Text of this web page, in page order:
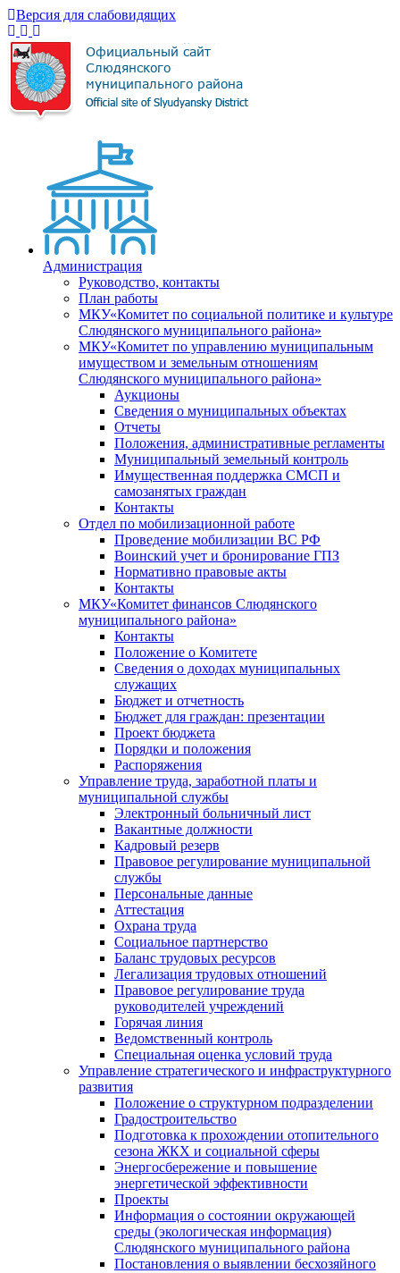
Версия для слабовидящих
Администрация
Руководство, контакты
План работы
МКУ«Комитет по социальной политике и культуре
Слюдянского муниципального района»
МКУ«Комитет по управлению муниципальным
имуществом и земельным отношениям
Слюдянского муниципального района»
Аукционы
Сведения о муниципальных объектах
Отчеты
Положения, административные регламенты
Муниципальный земельный контроль
Имущественная поддержка СМСП и
самозанятых граждан
Контакты
Отдел по мобилизационной работе
Проведение мобилизации ВС РФ
Воинский учет и бронирование ГПЗ
Нормативно правовые акты
Контакты
МКУ«Комитет финансов Слюдянского
муниципального района»
Контакты
Положение о Комитете
Сведения о доходах муниципальных
служащих
Бюджет и отчетность
Бюджет для граждан: презентации
Проект бюджета
Порядки и положения
Распоряжения
Управление труда, заработной платы и
муниципальной службы
Электронный больничный лист
Вакантные должности
Кадровый резерв
Правовое регулирование муниципальной
службы
Персональные данные
Аттестация
Охрана труда
Социальное партнерство
Баланс трудовых ресурсов
Легализация трудовых отношений
Правовое регулирование труда
руководителей учреждений
Горячая линия
Ведомственный контроль
Специальная оценка условий труда
Управление стратегического и инфраструктурного
развития
Положение о структурном подразделении
Градостроительство
Подготовка к прохождении отопительного
сезона ЖКХ и социальной сферы
Энергосбережение и повышение
энергетической эффективности
Проекты
Информация о состоянии окружающей
среды (экологическая информация)
Слюдянского муниципального района
Постановления о выявлении бесхозяйного